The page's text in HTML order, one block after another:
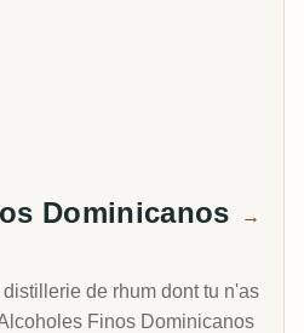
Dominicanos →
de rhum dont tu n'as
Finos Dominicanos